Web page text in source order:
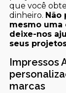
que você
dinheiro. Não
mesmo uma
deixe-nos
seus
Impressos
marcas